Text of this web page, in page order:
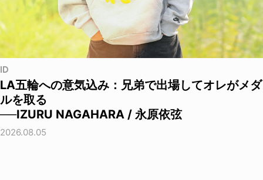
ID
LA五輪への意気込み：兄弟で出場してオレがメダ
ルを取る
──IZURU NAGAHARA / 永原依弦
2026.08.05